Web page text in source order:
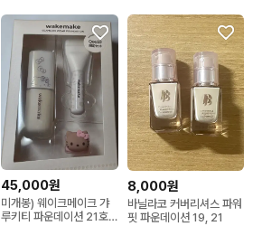
45,000원
미개봉) 웨이크메이크 갸
루키티 파운데이션 21호
8,000원
바닐라코 커버리셔스 파워
핏 파운데이션 19, 21